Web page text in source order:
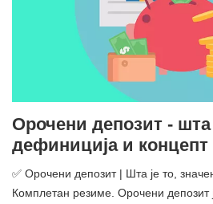
Орочени депозит - шта
дефиниција и концепт
✅ Орочени депозит | Шта је то,
Комплетан резиме. Орочени депозит